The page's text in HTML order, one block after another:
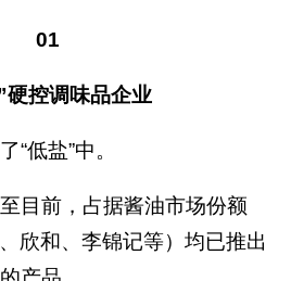
01
硬控调味品企业
“低盐”中。
目前，占据酱油市场份额
欣和、李锦记等）均已推出